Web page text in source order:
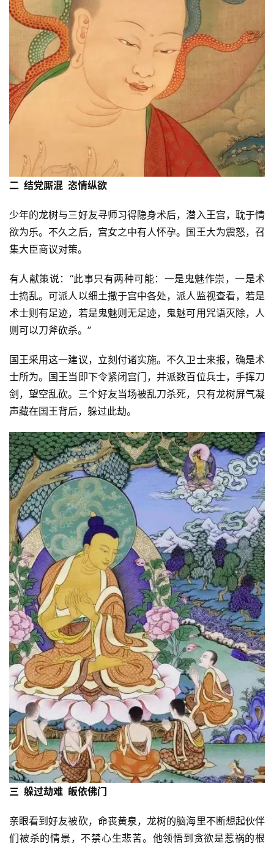
二 结党厮混 恣情纵欲
少年的龙树与三好友寻师习得隐身术后，潜入王宫，耽于情
欲为乐。不久之后，宫女之中有人怀孕。国王大为震怒，召
集大臣商议对策。
有人献策说：“此事只有两种可能：一是鬼魅作崇，一是术
士捣乱。可派人以细土撒于宫中各处，派人监视查看，若是
术士则有足迹，若是鬼魅则无足迹，鬼魅可用咒语灭除，人
则可以刀斧砍杀。”
国王采用这一建议，立刻付诸实施。不久卫士来报，确是术
士所为。国王当即下令紧闭宫门，并派数百位兵士，手挥刀
剑，望空乱砍。三个好友当场被乱刀杀死，只有龙树屏气凝
声藏在国王背后，躲过此劫。
三 躲过劫难 皈依佛门
亲眼看到好友被砍，命丧黄泉，龙树的脑海里不断想起伙伴
们被杀的情景，不禁心生悲苦。他领悟到贪欲是惹祸的根